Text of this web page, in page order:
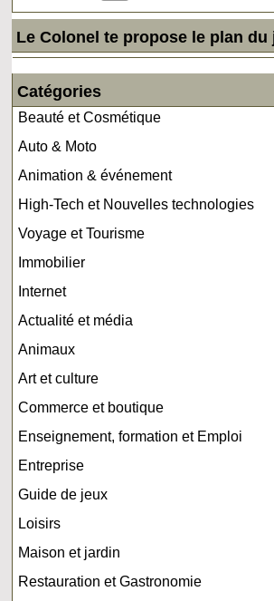
Le Colonel te propose le plan du
Catégories
Beauté et Cosmétique
Auto & Moto
Animation & événement
High-Tech et Nouvelles technologies
Voyage et Tourisme
Immobilier
Internet
Actualité et média
Animaux
Art et culture
Commerce et boutique
Enseignement, formation et Emploi
Entreprise
Guide de jeux
Loisirs
Maison et jardin
Restauration et Gastronomie